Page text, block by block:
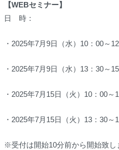
【WEBセミナー】
日 時：
・2025年7月9日（水）10：00～
・2025年7月9日（水）13：30～
・2025年7月15日（火）10：00～
・2025年7月15日（火）13：30～
※受付は開始10分前から開始致し